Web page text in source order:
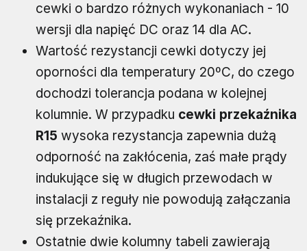
cewki o bardzo różnych wykonaniach - 10
wersji dla napięć DC oraz 14 dla AC.
Wartość rezystancji cewki dotyczy jej
oporności dla temperatury 20ºC, do czego
dochodzi tolerancja podana w kolejnej
kolumnie. W przypadku cewki przekaźnika
R15 wysoka rezystancja zapewnia dużą
odporność na zakłócenia, zaś małe prądy
indukujące się w długich przewodach w
instalacji z reguły nie powodują załączania
się przekaźnika.
Ostatnie dwie kolumny tabeli zawierają